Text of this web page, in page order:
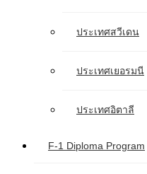
ประเทศสวีเดน
ประเทศเยอรมนี
ประเทศอิตาลี
F-1 Diploma Program